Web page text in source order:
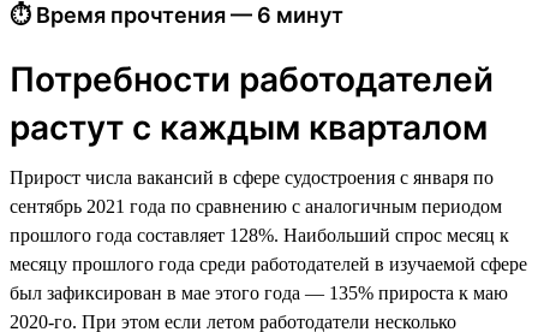
⏱ Время прочтения — 6 минут
Потребности работодателей
растут с каждым кварталом
Прирост числа вакансий в сфере судостроения с января по
сентябрь 2021 года по сравнению с аналогичным периодом
прошлого года составляет 128%. Наибольший спрос месяц к
месяцу прошлого года среди работодателей в изучаемой сфере
был зафиксирован в мае этого года — 135% прироста к маю
2020-го. При этом если летом работодатели несколько